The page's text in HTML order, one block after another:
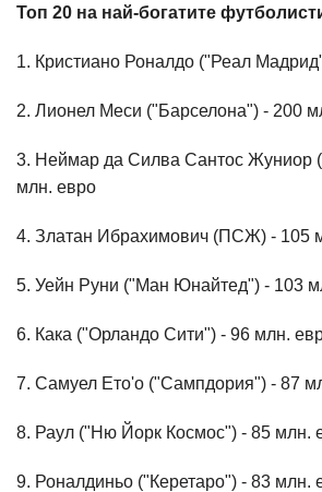
Топ 20 на най-богатите
1. Кристиано Роналдо ("Реал
2. Лионел Меси ("Барселона") - 200
3. Неймар да Силва Сантос Жуниор
млн. евро
4. Златан Ибрахимович (ПСЖ) - 105
5. Уейн Руни ("Ман Юнайтед") - 103
6. Кака ("Орландо Сити") - 96 млн.
7. Самуел Ето'о ("Сампдория") - 87
8. Раул ("Ню Йорк Космос") - 85 млн.
9. Роналдиньо ("Керетаро") - 83 млн.